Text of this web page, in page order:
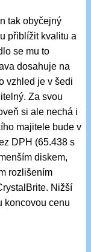
tak obyčejný
přiblížit kvalitu a
se mu to
dosahuje na
vzhled je v šedi
Za svou
si ale nechá i
majitele bude v
DPH (65.438 s
diskem,
rozlišením
Nižší
koncovou cenu